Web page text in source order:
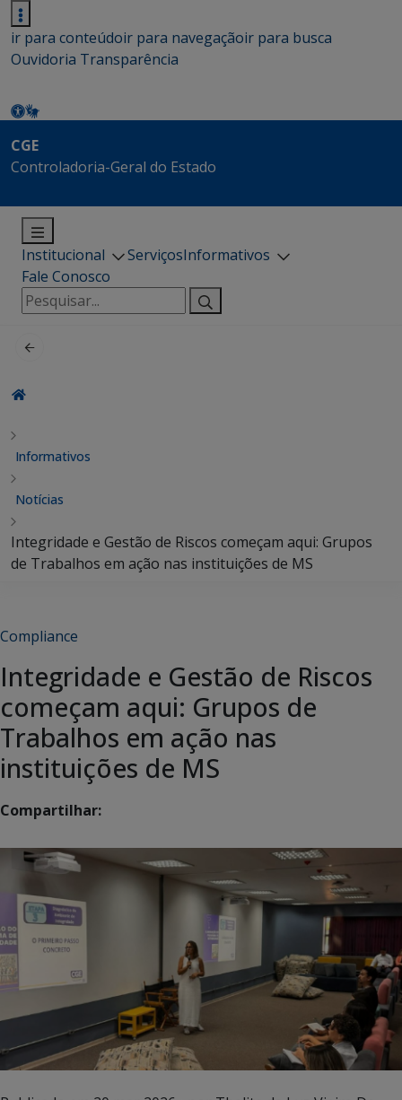
ir para conteúdoir para navegaçãoir para busca
Ouvidoria Transparência
CGE
Controladoria-Geral do Estado
Institucional ServiçosInformativos
Fale Conosco
Pesquisar
por:
Informativos
Notícias
Integridade e Gestão de Riscos começam aqui: Grupos
de Trabalhos em ação nas instituições de MS
Compliance
Integridade e Gestão de Riscos
começam aqui: Grupos de
Trabalhos em ação nas
instituições de MS
Compartilhar: